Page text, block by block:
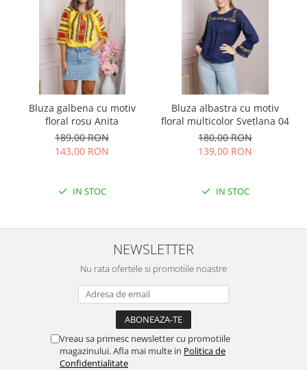
Bluza galbena cu motiv
floral rosu Anita
189,00 RON
143,00 RON
IN STOC
Bluza albastra cu motiv
floral multicolor Svetlana 04
180,00 RON
139,00 RON
IN STOC
NEWSLETTER
Nu rata ofertele si promotiile noastre
Vreau sa primesc newsletter cu promotiile
magazinului. Afla mai multe in Politica de
Confidentialitate